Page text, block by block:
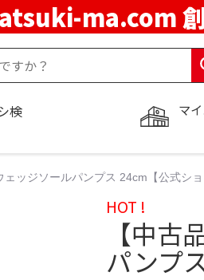
ma.com
マ
検
ェッジソールパンプス 24cm【公式ショ
HOT !
【中古
パンプ